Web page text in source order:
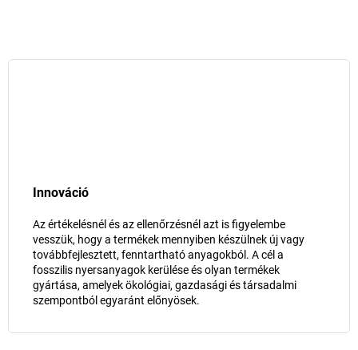
Innováció
Az értékelésnél és az ellenőrzésnél azt is figyelembe
vesszük, hogy a termékek mennyiben készülnek új vagy
továbbfejlesztett, fenntartható anyagokból. A cél a
fosszilis nyersanyagok kerülése és olyan termékek
gyártása, amelyek ökológiai, gazdasági és társadalmi
szempontból egyaránt előnyösek.